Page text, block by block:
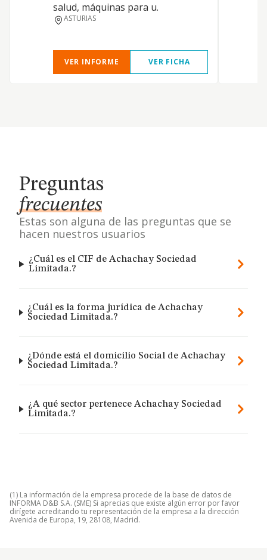
salud, máquinas para u.
ASTURIAS
VER INFORME VER FICHA
Preguntas
frecuentes
Estas son alguna de las preguntas que se
hacen nuestros usuarios
¿Cuál es el CIF de Achachay Sociedad
Limitada.?
¿Cuál es la forma jurídica de Achachay
Sociedad Limitada.?
¿Dónde está el domicilio Social de Achachay
Sociedad Limitada.?
¿A qué sector pertenece Achachay Sociedad
Limitada.?
(1) La información de la empresa procede de la base de datos de
INFORMA D&B S.A. (SME) Si aprecias que existe algún error por favor
dirígete acreditando tu representación de la empresa a la dirección
Avenida de Europa, 19, 28108, Madrid.